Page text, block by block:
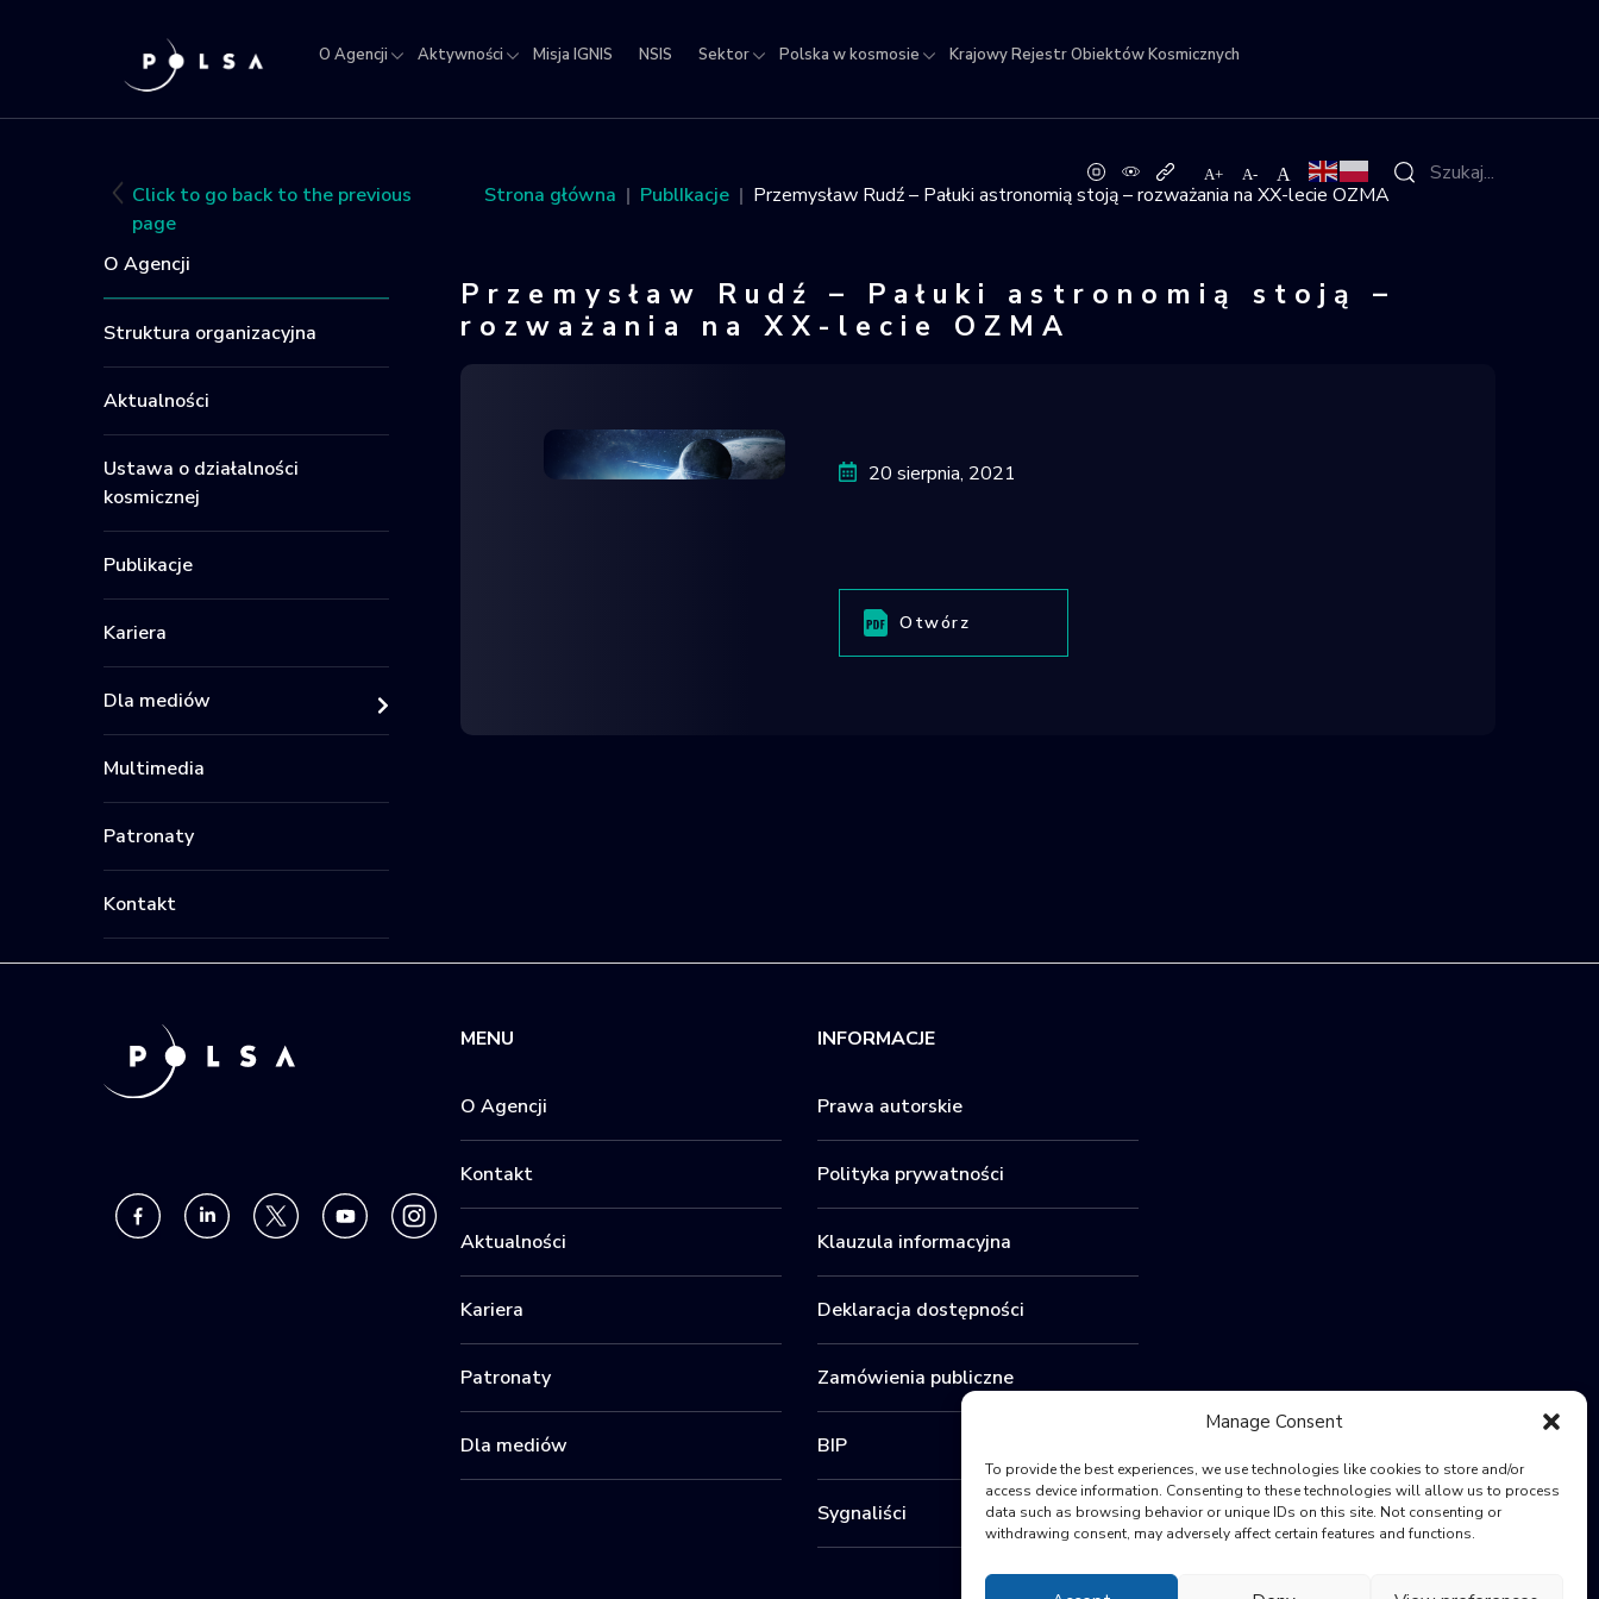
Manage Consent
To provide the best experiences, we use technologies like cookies to store and/or
access device information. Consenting to these technologies will allow us to process
data such as browsing behavior or unique IDs on this site. Not consenting or
withdrawing consent, may adversely affect certain features and functions.
O Agencji Aktywności Misja IGNIS NSIS Sektor Polska w kosmosie Krajowy Rejestr Obiektów Kosmicznych
Kosmicznych
Click to go back to the previous
page
O Agencji
Struktura organizacyjna
Aktualności
Ustawa o działalności
kosmicznej
Publikacje
Kariera
Dla mediów
Multimedia
Patronaty
Kontakt
Strona główna PublIkacje Przemysław Rudź – Pałuki astronomią stoją – rozważania na XX-lecie OZMA
Przemysław Rudź – Pałuki astronomią stoją –
rozważania na XX-lecie OZMA
20 sierpnia, 2021
Otwórz
MENU
O Agencji
Kontakt
Aktualności
Kariera
Patronaty
Dla mediów
INFORMACJE
Prawa autorskie
Polityka prywatności
Klauzula informacyjna
Deklaracja dostępności
Zamówienia publiczne
BIP
Sygnaliści